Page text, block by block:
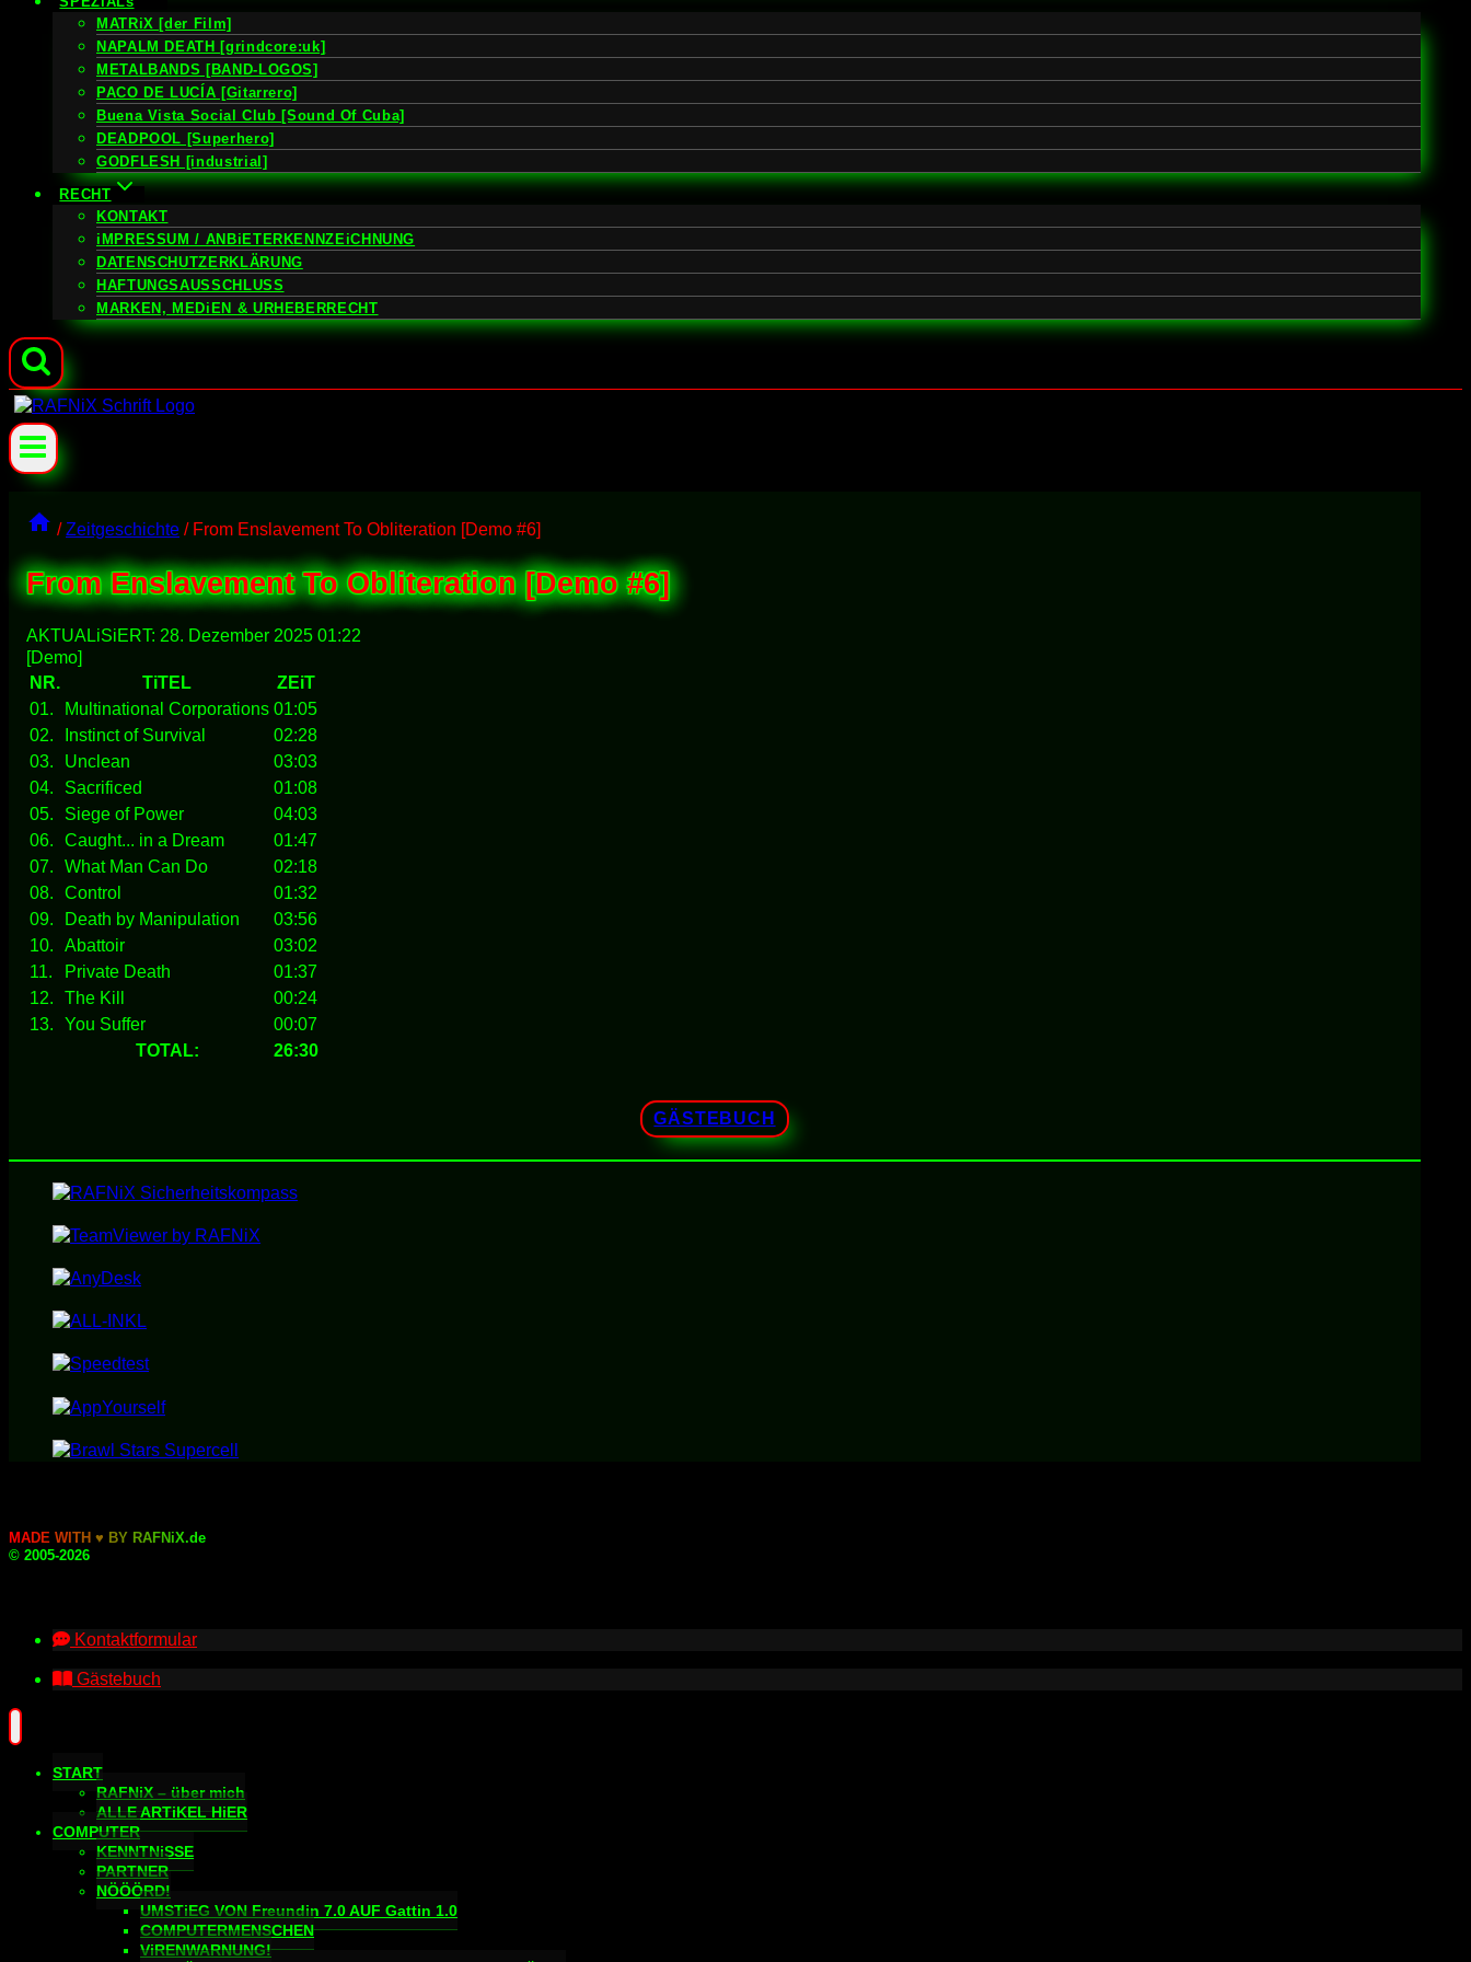
MATRiX [der Film]
NAPALM DEATH [grindcore:uk]
METALBANDS [BAND-LOGOS]
PACO DE LUCÍA [Gitarrero]
Buena Vista Social Club [Sound Of Cuba]
DEADPOOL [Superhero]
GODFLESH [industrial]
RECHT
KONTAKT
iMPRESSUM / ANBiETERKENNZEiCHNUNG
DATENSCHUTZERKLÄRUNG
HAFTUNGSAUSSCHLUSS
MARKEN, MEDiEN & URHEBERRECHT
/ Zeitgeschichte / From Enslavement To Obliteration [Demo #6]
From Enslavement To Obliteration [Demo #6]
AKTUALiSiERT: 28. Dezember 2025 01:22
[Demo]
NR.
TiTEL
ZEiT
01.
Multinational Corporations 01:05
02.
Instinct of Survival
02:28
03.
Unclean
03:03
04.
Sacrificed
01:08
05.
Siege of Power
04:03
06.
Caught... in a Dream
01:47
07.
What Man Can Do
02:18
08.
Control
01:32
09.
Death by Manipulation
03:56
10.
Abattoir
03:02
11.
Private Death
01:37
12.
The Kill
00:24
13.
You Suffer
00:07
TOTAL:
26:30
GÄSTEBUCH
MADE W TH ♥ BY RAFN iX.de
© 2005-2026
Kontaktformular
Gästebuch
START
RAFNiX – über mich
ALLE ARTiKEL HiER
COMPUTER
KENNTNiSSE
PARTNER
NÖÖÖRD!
UMSTiEG VON Freundin 7.0 AUF Gattin 1.0
COMPUTERMENSCHEN
ViRENWARNUNG!